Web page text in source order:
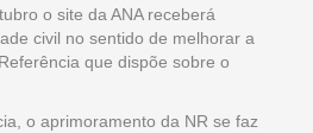
o site da ANA receberá
civil no sentido de melhorar a
que dispõe sobre o
o aprimoramento da NR se faz